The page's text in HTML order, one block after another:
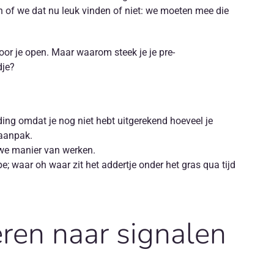
we dat nu leuk vinden of niet: we moeten mee die
je open. Maar waarom steek je je pre-
omdat je nog niet hebt uitgerekend hoeveel je
manier van werken.
waar oh waar zit het addertje onder het gras qua tijd
naar signalen